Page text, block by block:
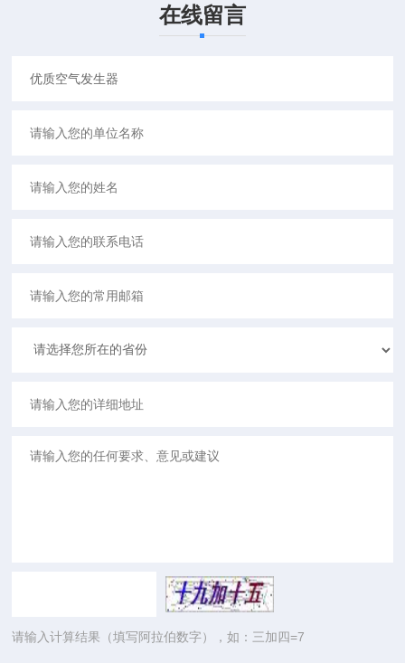
在线留言
请输入计算结果（填写阿拉伯数字），如：三加四=7